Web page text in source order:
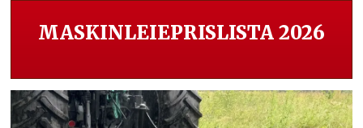
MASKINLEIEPRISLISTA 2026